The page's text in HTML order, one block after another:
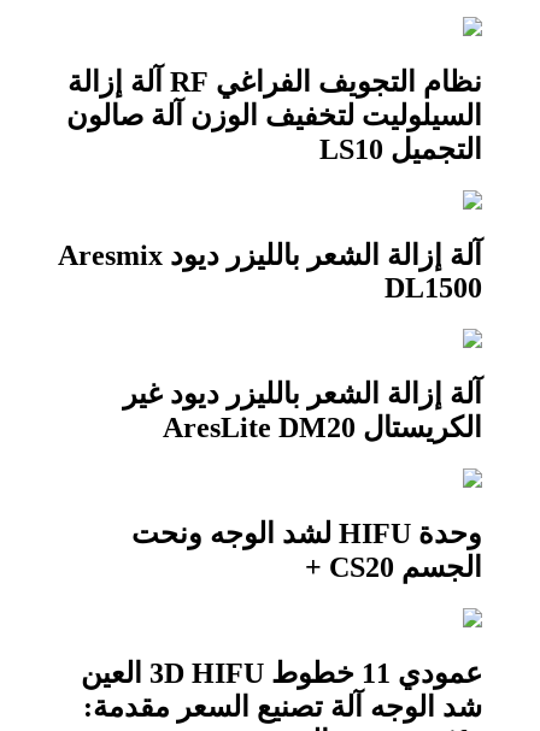
نظام التجويف الفراغي RF آلة إزالة
السيلوليت لتخفيف الوزن آلة صالون
التجميل LS10
آلة إزالة الشعر بالليزر ديود Aresmix
DL1500
آلة إزالة الشعر بالليزر ديود غير
الكريستال AresLite DM20
وحدة HIFU لشد الوجه ونحت
الجسم CS20 +
عمودي 11 خطوط 3D HIFU العين
شد الوجه آلة تصنيع السعر مقدمة: